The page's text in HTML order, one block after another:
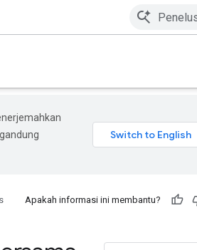
Apakah informasi ini membantu?